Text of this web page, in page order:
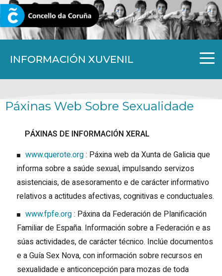
INFORMACIÓN XUVENIL
CORUNA.GAL
Páxinas Web Sobre Sexualidade
PÁXINAS DE INFORMACIÓN XERAL
www.querote.org: Páxina web da Xunta de Galicia que
informa sobre a saúde sexual, impulsando servizos
asistenciais, de asesoramento e de carácter informativo
relativos a actitudes afectivas, cognitivas e conductuales.
www.fpfe.org: Páxina da Federación de Planificación
Familiar de España. Información sobre a Federación e as
súas actividades, de carácter técnico. Inclúe documentos
e a Guía Sex Nova, con información sobre recursos en
sexualidade e anticoncepción para mozas de toda